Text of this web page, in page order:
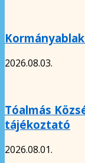
2026.08.03.
Tóalmás
tájékoztató
2026.08.01.